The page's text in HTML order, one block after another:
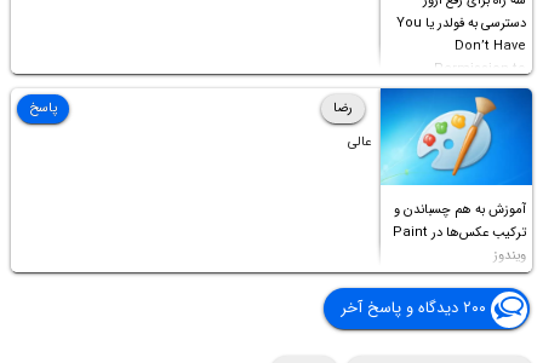
دسترسی به فولدر یا You
Don’t Have
Permission to
Access this folder
آموزش به هم چسباندن و
ترکیب عکس‌ها در Paint
ویندوز
رضا
عالی
پاسخ
۲۰۰ دیدگاه و پاسخ آخر